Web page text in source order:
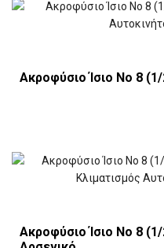
Ακροφύσιο Ίσιο Νο 8
Ακροφύσιο Ίσιο Νο 8